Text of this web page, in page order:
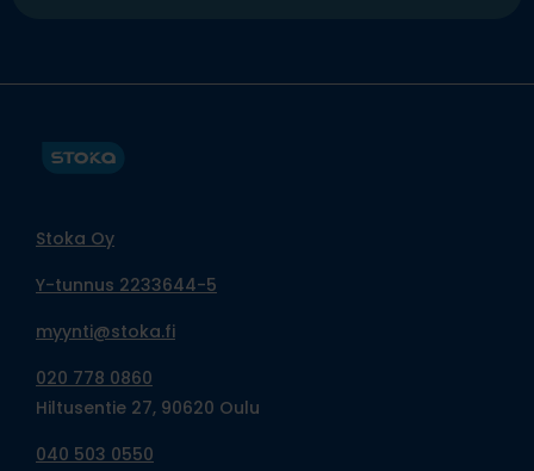
Stoka Oy
Y-tunnus 2233644-5
myynti@stoka.fi
020 778 0860
Hiltusentie 27, 90620 Oulu
040 503 0550